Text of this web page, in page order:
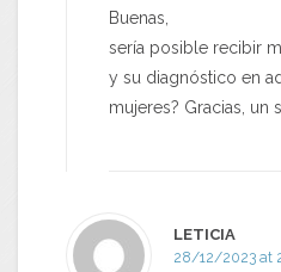
Buenas,
sería posible recibir
y su diagnóstico en
mujeres? Gracias, un
LETICIA
28/12/2023 at